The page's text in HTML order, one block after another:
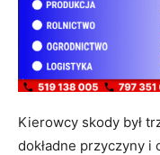
Kierowcy skody był
dokładne przyczyny i